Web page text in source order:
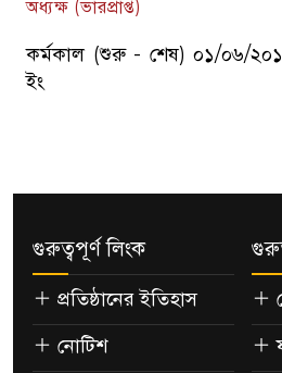
অধ্যক্ষ (ভারপ্রাপ্ত)
কর্মকাল (শুরু - শেষ) ০১/০৬/
ইং
গুরুত্বপূর্ণ লিংক
প্রতিষ্ঠানের ইতিহাস
নোটিশ